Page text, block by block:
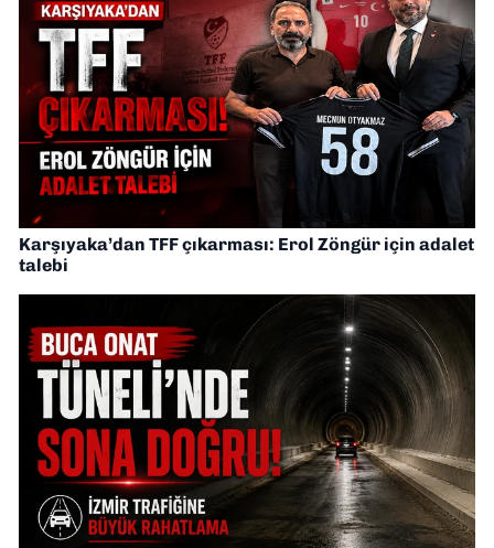
Karşıyaka’dan TFF çıkarması: Erol Zöngür için adalet
talebi